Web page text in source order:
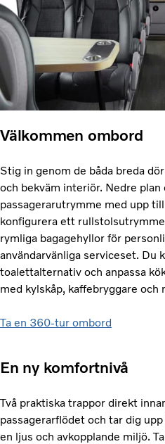
Välkommen ombord
Stig in genom de båda breda
och bekväm interiör. Nedre
passagerarutrymme med upp
konfigurera ett
rymliga bagagehyllor för
användarvänliga serviceset. Du
toalettalternativ och anpassa
med kylskåp, kaffebryggare och
Ta en 360-tur ombord
En ny komfortnivå
Två praktiska trappor direkt
passagerarflödet och tar dig
en ljus och avkopplande miljö.